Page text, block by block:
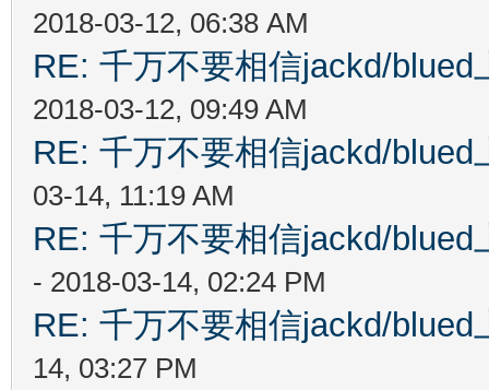
2018-03-12, 06:38 AM
RE: 千万不要相信jackd/
2018-03-12, 09:49 AM
RE: 千万不要相信jackd/
03-14, 11:19 AM
RE: 千万不要相信jackd/
- 2018-03-14, 02:24 PM
RE: 千万不要相信jackd/
14, 03:27 PM